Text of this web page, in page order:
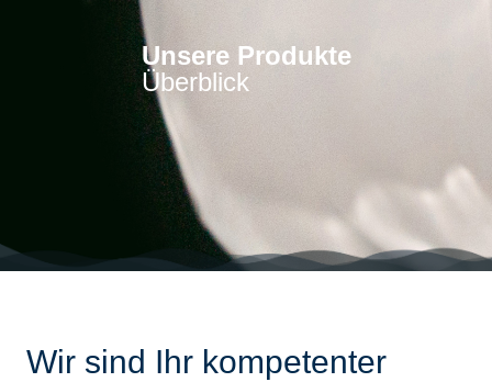
Unsere Produkte
Überblick
Wir sind Ihr kompetenter